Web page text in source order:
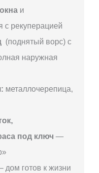
и
с рекуперацией
(поднятый ворс) с
наружная
металлочерепица,
под ключ —
дом готов к жизни